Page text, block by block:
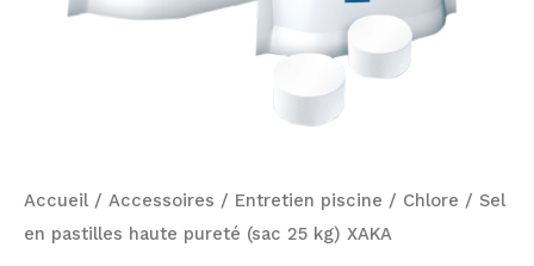
Accueil / Accessoires / Entretien piscine / Chlore / Sel
en pastilles haute pureté (sac 25 kg) XAKA